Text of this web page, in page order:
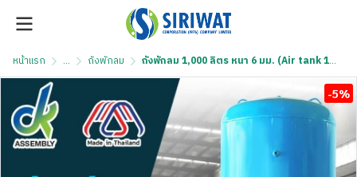
หน้าแรก ... ถังพักลม ถังพักลม 1,000 ลิตร หนา 6 มม. (Air tank 1,000 litre)
-5%